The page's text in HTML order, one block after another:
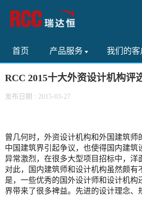
首页 产品服务 我们的客
RCC 2015十大外资设计机构评
发布日期 : 2015-03-27
曾几何时，外资设计机构和外国建筑师
中国建筑界引起争议，也使得国内建筑
异常激烈，在很多大型项目招标中，洋
对此，国内建筑师和设计机构虽然颇有
是，一些优秀的国外设计师和设计机构
界带来了很多裨益。先进的设计理念、